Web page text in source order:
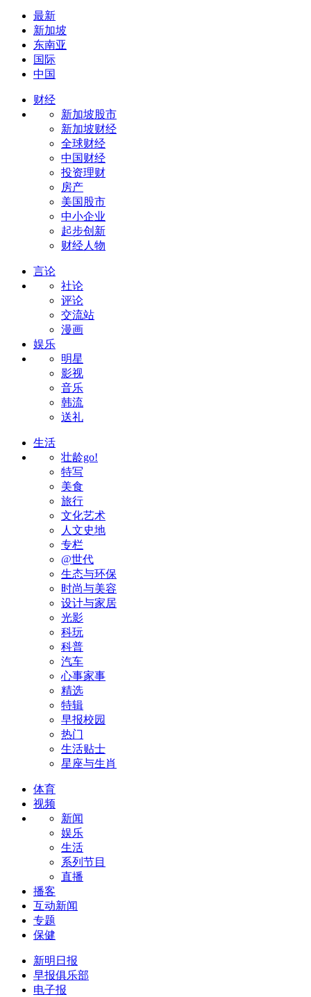
最新
新加坡
东南亚
国际
中国
财经
新加坡股市
新加坡财经
全球财经
中国财经
投资理财
房产
美国股市
中小企业
起步创新
财经人物
言论
社论
评论
交流站
漫画
娱乐
明星
影视
音乐
韩流
送礼
生活
壮龄go!
特写
美食
旅行
文化艺术
人文史地
专栏
@世代
生态与环保
时尚与美容
设计与家居
光影
科玩
科普
汽车
心事家事
精选
特辑
早报校园
热门
生活贴士
星座与生肖
体育
视频
新闻
娱乐
生活
系列节目
直播
播客
互动新闻
专题
保健
新明日报
早报俱乐部
电子报